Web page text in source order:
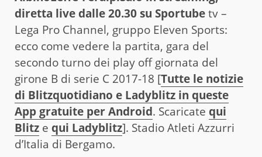
diretta live dalle 20.30 su Sportubetv –
Lega Pro Channel, gruppo Eleven Sports:
ecco come vedere la partita, gara del
secondo turno dei play off giornata del
girone B di serie C 2017-18 [Tutte le notizie
di Blitzquotidiano e Ladyblitz in queste
App gratuite per Android. Scaricate qui
Blitz e qui Ladyblitz]. Stadio Atleti Azzurri
d’Italia di Bergamo.